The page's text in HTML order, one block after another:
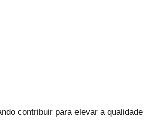
contribuir para elevar a qualidade